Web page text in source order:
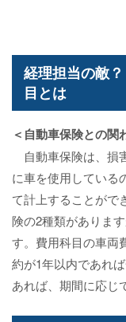
経理担当の敵
目とは
＜自動車保険との関
自動車保険は、損
に車を使用している
て計上することがで
険の2種類がありま
す。費用科目の車両
約が1年以内であれ
あれば、期間に応じ